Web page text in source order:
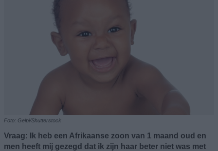
Foto: Gelpi/Shutterstock
Vraag: Ik heb een Afrikaanse zoon van 1 maand oud en
men heeft mij gezegd dat ik zijn haar beter niet was met